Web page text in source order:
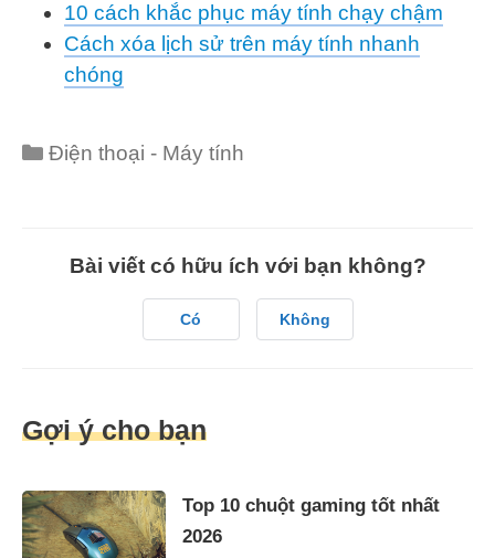
10 cách khắc phục máy tính chạy chậm
Cách xóa lịch sử trên máy tính nhanh
chóng
Categories
Điện thoại - Máy tính
Bài viết có hữu ích với bạn không?
Có Không
Gợi ý cho bạn
Top 10 chuột gaming tốt nhất
2026